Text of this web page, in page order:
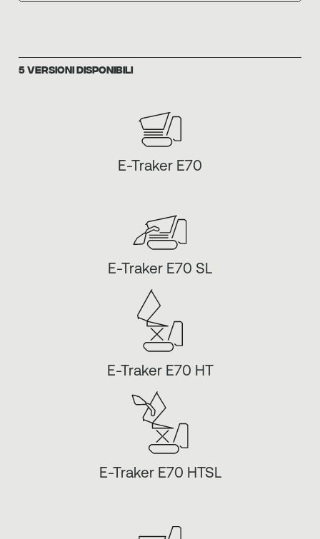
5 VERSIONI DISPONIBILI
E-Traker E70
E-Traker E70 SL
E-Traker E70 HT
E-Traker E70 HTSL